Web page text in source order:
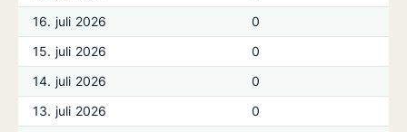
16. juli 2026
0
15. juli 2026
0
14. juli 2026
0
13. juli 2026
0